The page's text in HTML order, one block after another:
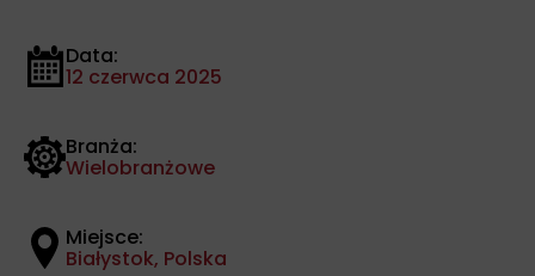
Data:
12 czerwca 2025
Branża:
Wielobranżowe
Miejsce:
Białystok, Polska